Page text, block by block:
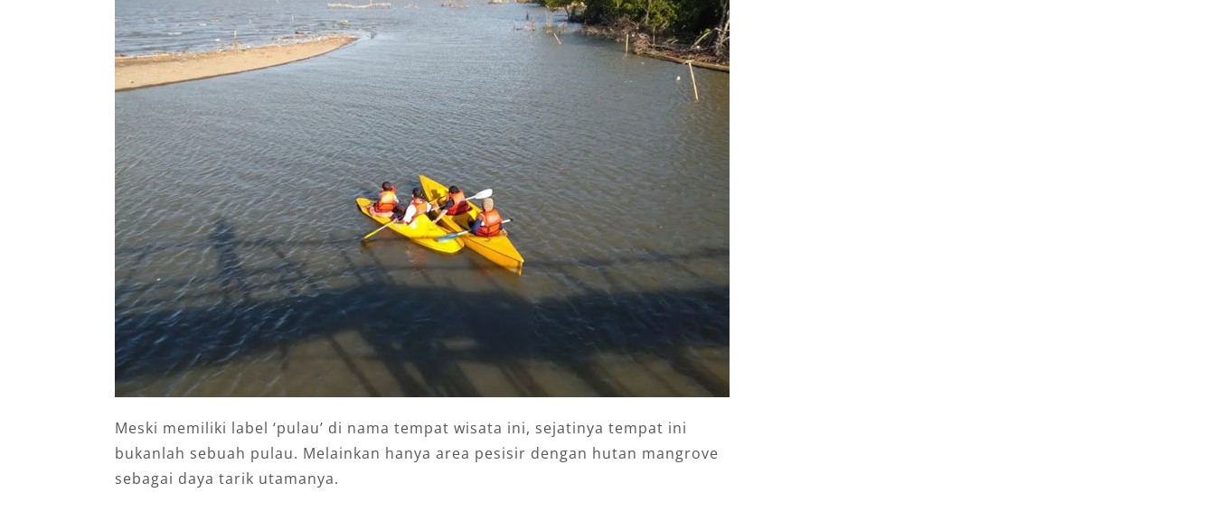
Meski memiliki label ‘pulau’ di nama tempat wisata ini, sejatinya tempat ini
bukanlah sebuah pulau. Melainkan hanya area pesisir dengan hutan mangrove
sebagai daya tarik utamanya.